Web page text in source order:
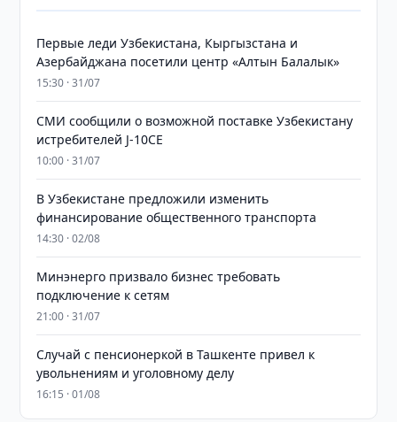
Первые леди Узбекистана, Кыргызстана и
Азербайджана посетили центр «Алтын Балалык»
15:30 · 31/07
СМИ сообщили о возможной поставке Узбекистану
истребителей J-10CE
10:00 · 31/07
В Узбекистане предложили изменить
финансирование общественного транспорта
14:30 · 02/08
Минэнерго призвало бизнес требовать
подключение к сетям
21:00 · 31/07
Случай с пенсионеркой в Ташкенте привел к
увольнениям и уголовному делу
16:15 · 01/08